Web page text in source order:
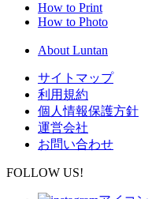
How to Print
How to Photo
About Luntan
サイトマップ
利用規約
個人情報保護方針
運営会社
お問い合わせ
FOLLOW US!